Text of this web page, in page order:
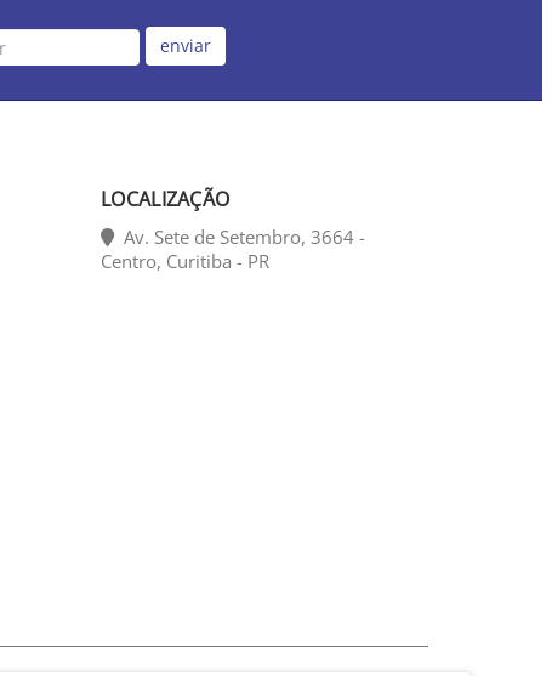
enviar
LOCALIZAÇÃO
Av. Sete de Setembro, 3664 -
Centro, Curitiba - PR